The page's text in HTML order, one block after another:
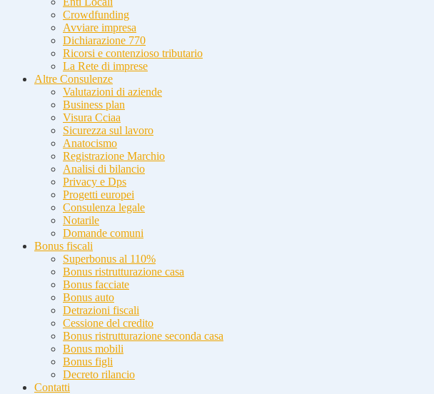
Crowdfunding
Avviare impresa
Dichiarazione 770
Ricorsi e contenzioso tributario
La Rete di imprese
Altre Consulenze
Valutazioni di aziende
Business plan
Visura Cciaa
Sicurezza sul lavoro
Anatocismo
Registrazione Marchio
Analisi di bilancio
Privacy e Dps
Progetti europei
Consulenza legale
Notarile
Domande comuni
Bonus fiscali
Superbonus al 110%
Bonus ristrutturazione casa
Bonus facciate
Bonus auto
Detrazioni fiscali
Cessione del credito
Bonus ristrutturazione seconda casa
Bonus mobili
Bonus figli
Decreto rilancio
Contatti